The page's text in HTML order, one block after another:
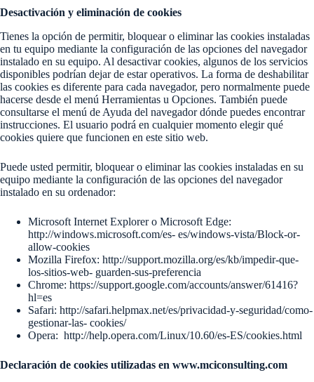
Desactivación y eliminación de cookies
Tienes la opción de permitir, bloquear o eliminar las cookies instaladas
en tu equipo mediante la configuración de las opciones del navegador
instalado en su equipo. Al desactivar cookies, algunos de los servicios
disponibles podrían dejar de estar operativos. La forma de deshabilitar
las cookies es diferente para cada navegador, pero normalmente puede
hacerse desde el menú Herramientas u Opciones. También puede
consultarse el menú de Ayuda del navegador dónde puedes encontrar
instrucciones. El usuario podrá en cualquier momento elegir qué
cookies quiere que funcionen en este sitio web.
Puede usted permitir, bloquear o eliminar las cookies instaladas en su
equipo mediante la configuración de las opciones del navegador
instalado en su ordenador:
Microsoft Internet Explorer o Microsoft Edge:
http://windows.microsoft.com/es- es/windows-vista/Block-or-
allow-cookies
Mozilla Firefox: http://support.mozilla.org/es/kb/impedir-que-
los-sitios-web- guarden-sus-preferencia
Chrome: https://support.google.com/accounts/answer/61416?
hl=es
Safari: http://safari.helpmax.net/es/privacidad-y-seguridad/como-
gestionar-las- cookies/
Opera: http://help.opera.com/Linux/10.60/es-ES/cookies.html
Declaración de cookies utilizadas en www.mciconsulting.com